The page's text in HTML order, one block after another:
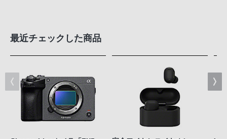
最近チェックした商品